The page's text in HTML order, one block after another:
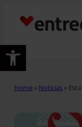
Abrir barra de
Home » Noticias »